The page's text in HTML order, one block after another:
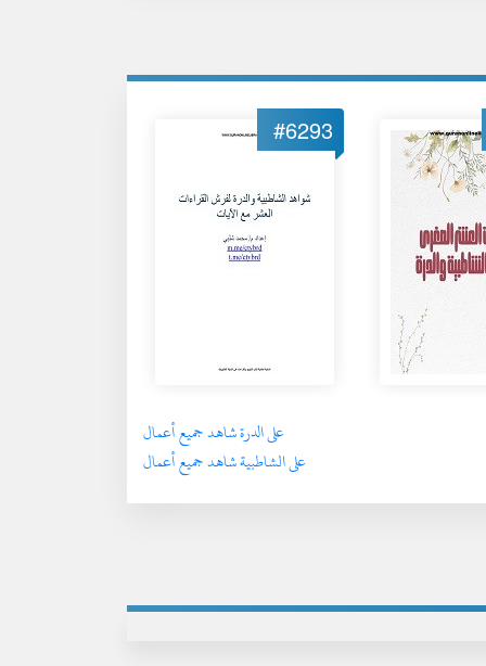
#6293
على الدرة شاهد جميع أعمال
على الشاطبية شاهد جميع أعمال